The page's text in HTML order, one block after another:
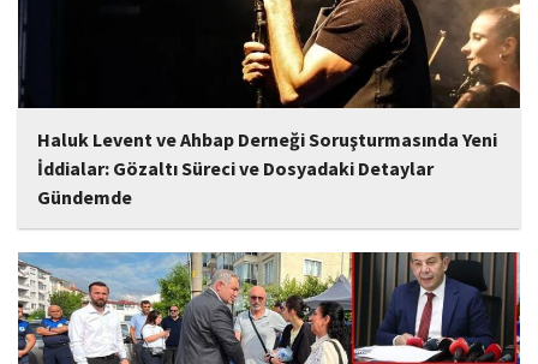
Haluk Levent ve Ahbap Derneği Soruşturmasında Yeni
İddialar: Gözaltı Süreci ve Dosyadaki Detaylar
Gündemde
İstanbul Cumhuriyet Başsavcılığı tarafından yürütülen ve Haluk
Levent ile kurucusu olduğu Ahbap Derneği'ni kapsadığı belirtilen
soruşturmaya ilişkin yeni iddialar gündeme geldi. Edinilen
bilgilere göre, soruşturmanın ani bir operasyonla değil, aylar...